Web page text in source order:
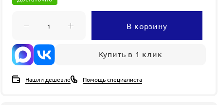
В корзину
Купить в 1 клик
Нашли дешевле Помощь специалиста